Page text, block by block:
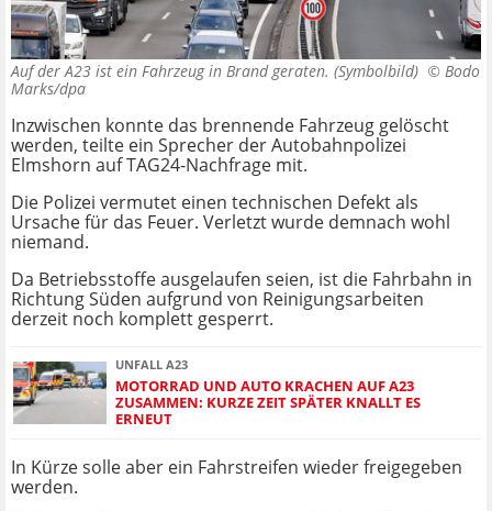
Auf der A23 ist ein Fahrzeug in Brand geraten. (Symbolbild) © Bodo
Marks/dpa
Inzwischen konnte das brennende Fahrzeug gelöscht
werden, teilte ein Sprecher der Autobahnpolizei
Elmshorn auf TAG24-Nachfrage mit.
Die Polizei vermutet einen technischen Defekt als
Ursache für das Feuer. Verletzt wurde demnach wohl
niemand.
Da Betriebsstoffe ausgelaufen seien, ist die Fahrbahn in
Richtung Süden aufgrund von Reinigungsarbeiten
derzeit noch komplett gesperrt.
UNFALL A23
MOTORRAD UND AUTO KRACHEN AUF A23
ZUSAMMEN: KURZE ZEIT SPÄTER KNALLT ES
ERNEUT
In Kürze solle aber ein Fahrstreifen wieder freigegeben
werden.